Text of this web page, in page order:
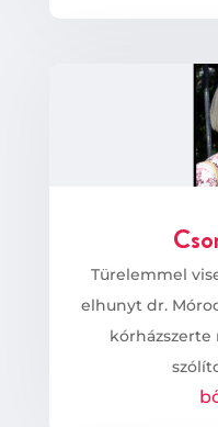
Türelemmel
elhunyt dr.